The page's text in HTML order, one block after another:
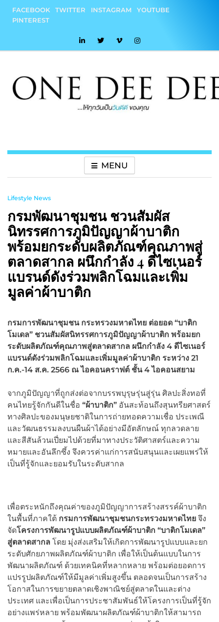
content
FACEBOOK TWITTER INSTAGRAM
YOUTUBE
PINTEREST
MENU
Lifestyle News
กรมพัฒนาชุมชน ชวนสัมผัส
นิทรรศการภูมิปัญญาผ้าบาติก
พร้อมยกระดับผลิตภัณฑ์คุณภาพสู่
ตลาดสากล ผนึกกำลัง 4 ดีไซเนอร์
แบรนด์ดังร่วมพลิกโฉมและเพิ่ม
มูลค่าผ้าบาติก
กรมการพัฒนาชุมชน กระทรวงมหาดไทย ต่อยอด “บาติก
โมเดล” ชวนสัมผัสนิทรรศการภูมิปัญญาผ้าบาติก พร้อมยก
ระดับผลิตภัณฑ์คุณภาพสู่ตลาดสากล ผนึกกำลัง 4 ดีไซเนอร์
แบรนด์ดังร่วมพลิกโฉมและเพิ่มมูลค่าผ้าบาติก ระหว่าง 21
ก.ค.-14 ส.ค. 2566 ณ ไอคอนคราฟต์ ชั้น 4 ไอคอนสยาม
จากภูมิปัญญาที่ถูกส่งต่อจากบรรพบุรุษรุ่นสู่รุ่น ศิลปะสิ่งทอที่
คนไทยรู้จักกันดีในชื่อ “ผ้าบาติก” อันสะท้อนถึงสุนทรียศาสตร์
ทางศิลปะของมนุษยชาติในการถ่ายทอดความเชื่อ ประเพณี
และวัฒนธรรมลงบนผืนผ้าได้อย่างมีอัตลักษณ์ ทุกลวดลาย
และสีสันล้วนเปี่ยมไปด้วยที่มาทางประวัติศาสตร์และความ
หมายและอันลึกซึ้ง จึงควรค่าแก่การสนับสนุนและเผยแพร่ให้
เป็นที่รู้จักและยอมรับในระดับสากล
เพื่อตระหนักถึงคุณค่าของภูมิปัญญาการสร้างสรรค์ผ้าบาติก
ในพื้นที่ภาคใต้ กรมการพัฒนาชุมชนกระทรวงมหาดไทย จึง
จัดโครงการพัฒนารูปแบบผลิตภัณฑ์ผ้าบาติก “บาติกโมเดล”
สู่ตลาดสากล โดย มุ่งส่งเสริมให้เกิดการพัฒนารูปแบบและยก
ระดับศักยภาพผลิตภัณฑ์ผ้าบาติก เพื่อให้เป็นต้นแบบในการ
พัฒนาผลิตภัณฑ์ ด้วยเทคนิคที่หลากหลาย พร้อมต่อยอดการ
แปรรูปผลิตภัณฑ์ให้มีมูลค่าเพิ่มสูงขึ้น ตลอดจนเป็นการสร้าง
โอกาสในการขยายตลาดเชิงพาณิชย์สู่ตลาดในและต่าง
ประเทศ และเพื่อเป็นการประชาสัมพันธ์ให้โครงการเป็นที่รู้จัก
อย่างแพร่หลาย พร้อมพัฒนาผลิตภัณฑ์ผ้าบาติกให้สามารถ